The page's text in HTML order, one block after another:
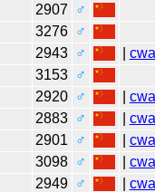
2907
♂
3276
♂
2943 ♂ cwa
3153
♂
2920 ♂ cwa
2883 ♂ cwa
2901 ♂ cwa
3098 ♂ cwa
2949 ♂ cwa